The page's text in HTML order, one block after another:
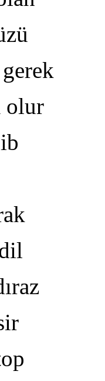
yüzü
gerek
olur
edib
alil
dıraz
kasir
top